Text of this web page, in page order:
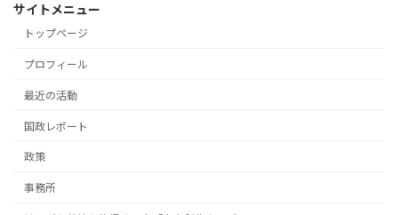
サイトメニュー
トップページ
プロフィール
最近の活動
国政レポート
政策
事務所